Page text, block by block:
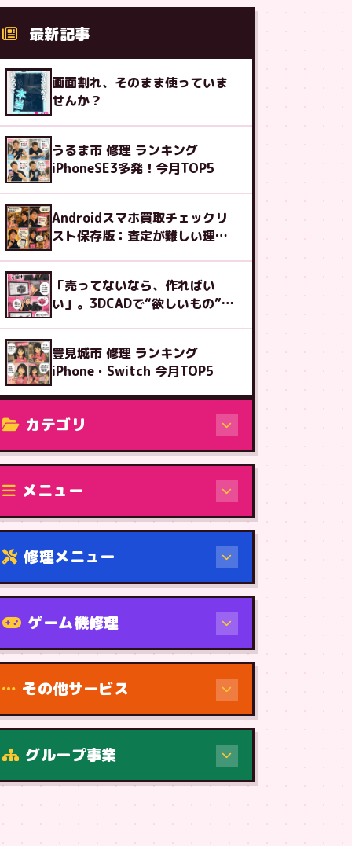
最新記事
画面割れ、そのまま使っていま
せんか？
うるま市 修理 ランキング
iPhoneSE3多発！今月TOP5
Androidスマホ買取チェックリ
スト保存版：査定が難しい理由
「売ってないなら、作ればい
い」。3DCADで“欲しいもの”を
豊見城市 修理 ランキング
iPhone・Switch 今月TOP5
カテゴリ
修理（機種から）
メニュー
修理メニュー
機種から
ゲーム機修理
その他サービス
グループ事業